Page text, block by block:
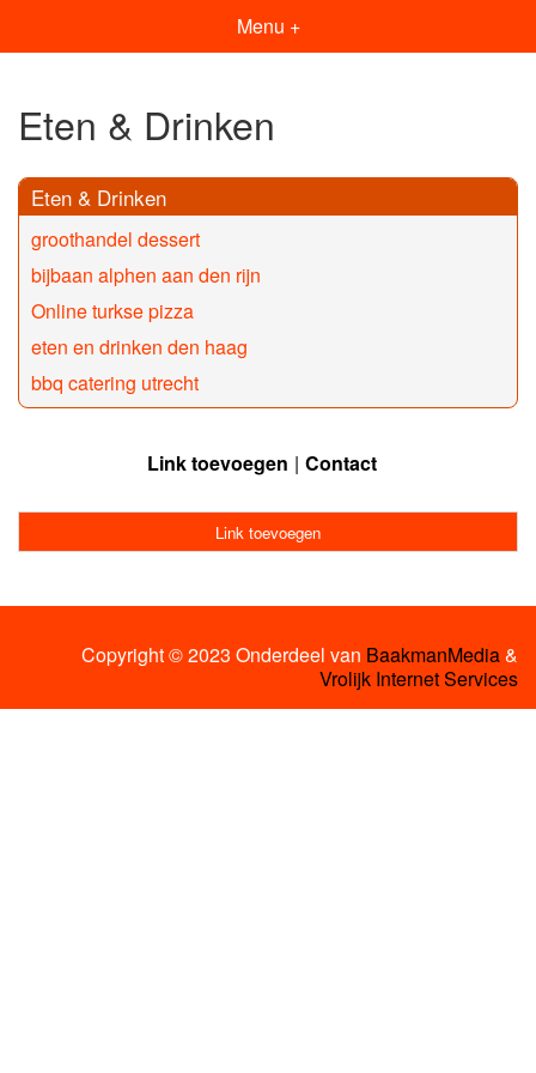
Menu +
Eten & Drinken
Eten & Drinken
groothandel dessert
bijbaan alphen aan den rijn
Online turkse pizza
eten en drinken den haag
bbq catering utrecht
Link toevoegen Contact
Link toevoegen
Copyright © 2023 Onderdeel van BaakmanMedia&
Vrolijk Internet Services